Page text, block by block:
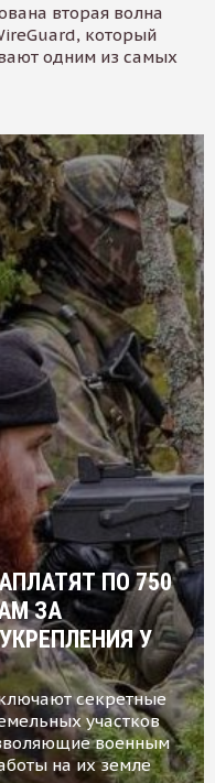
вторая волна
который
одним из самых
ПО 750
ЗА
У
секретные
участков
военным
на их земле